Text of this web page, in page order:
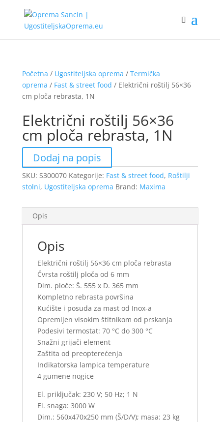
Početna / Ugostiteljska oprema / Termička
oprema / Fast & street food / Električni roštilj 56×36
cm ploča rebrasta, 1N
Električni roštilj 56×36
cm ploča rebrasta, 1N
Dodaj na popis
SKU: S300070 Kategorije: Fast & street food, Roštilji
stolni, Ugostiteljska oprema Brand: Maxima
Opis
Opis
Električni roštilj 56×36 cm ploča rebrasta
Čvrsta roštilj ploča od 6 mm
Dim. ploče: Š. 555 x D. 365 mm
Kompletno rebrasta površina
Kućište i posuda za mast od Inox-a
Opremljen visokim štitnikom od prskanja
Podesivi termostat: 70 °C do 300 °C
Snažni grijači element
Zaštita od preopterećenja
Indikatorska lampica temperature
4 gumene nogice
El. priključak: 230 V; 50 Hz; 1 N
El. snaga: 3000 W
Dim.: 560x470x250 mm (Š/D/V); masa: 23 kg